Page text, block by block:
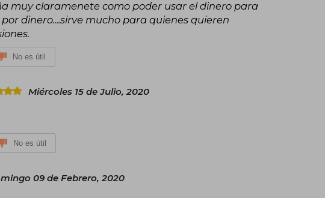
muy claramenete como poder usar el dinero para
dinero....sirve mucho para quienes quieren
No es útil
Miércoles 15 de Julio, 2020
No es útil
09 de Febrero, 2020